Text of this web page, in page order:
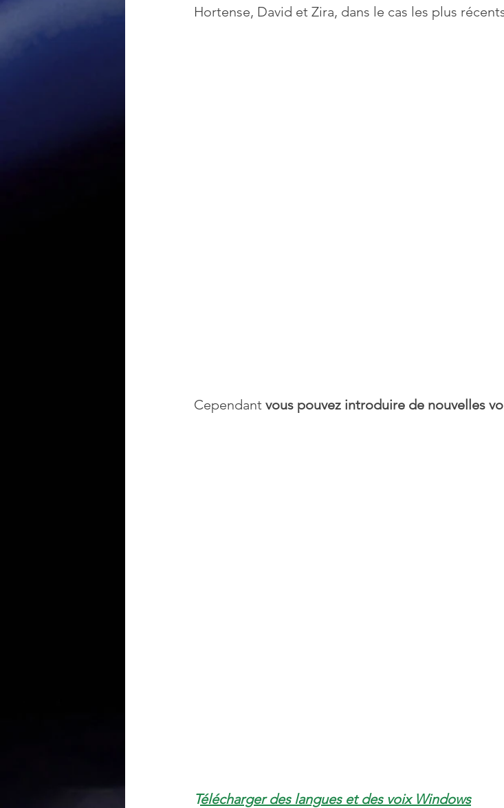
Hortense, David et Zira, dans le cas les plus
Cependant vous pouvez introduire de nouvelles
Télécharger des langues et des voix Windows